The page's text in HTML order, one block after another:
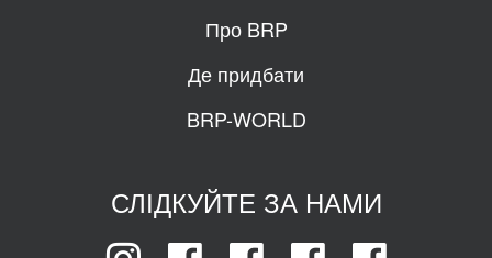
Про BRP
Де придбати
BRP-WORLD
СЛІДКУЙТЕ ЗА НАМИ